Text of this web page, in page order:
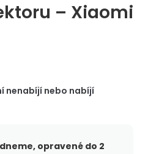
– Xiaomi
nenabíjí nebo nabíjí
opravené do 2